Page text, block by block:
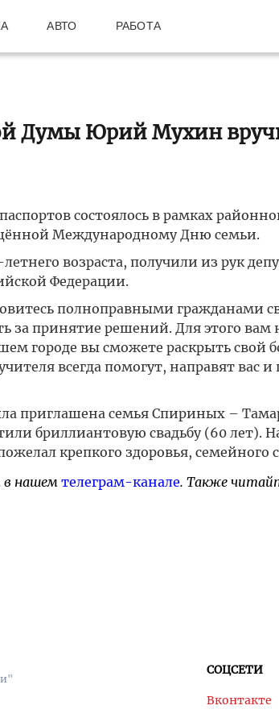
АВТО РАБОТА
Думы Юрий Мухин
состоялось в рамках
Международному Дню семьи.
возраста, получили из рук
Федерации.
полноправными гражданами
за принятие решений. Для этого вам
городе вы сможете раскрыть свой
всегда помогут, направят вас
приглашена семья Спириных –
бриллиантовую свадьбу (60 лет).
крепкого здоровья, семейного
нашем телеграм-канале. Также
СОЦСЕТИ
Вконтакте